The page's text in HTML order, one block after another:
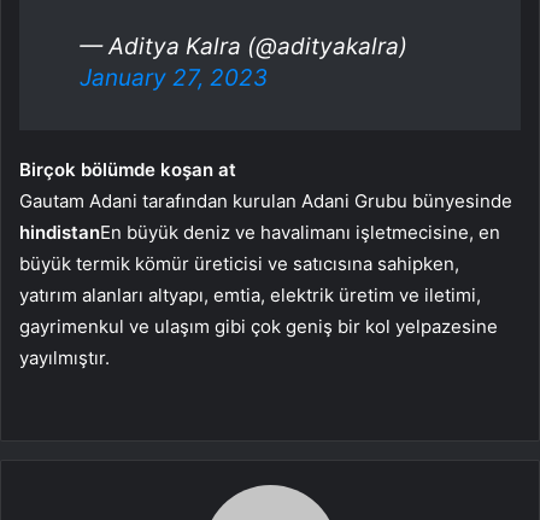
— Aditya Kalra (@adityakalra)
January 27, 2023
Birçok bölümde koşan at
Gautam Adani tarafından kurulan Adani Grubu bünyesinde
hindistanEn büyük deniz ve havalimanı işletmecisine, en
büyük termik kömür üreticisi ve satıcısına sahipken,
yatırım alanları altyapı, emtia, elektrik üretim ve iletimi,
gayrimenkul ve ulaşım gibi çok geniş bir kol yelpazesine
yayılmıştır.